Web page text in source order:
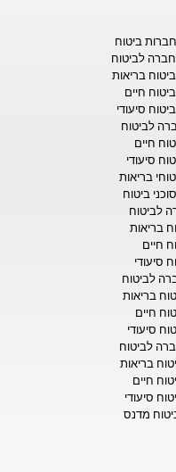
ביטוח
לביטוח
בריאות
חיים
סיעודי
לביטוח
חיים
סיעודי
בריאות
ביטוח
לביטוח
בריאות
חיים
סיעודי
לביטוח
בריאות
חיים
סיעודי
לביטוח
בריאות
חיים
סיעודי
מדנס